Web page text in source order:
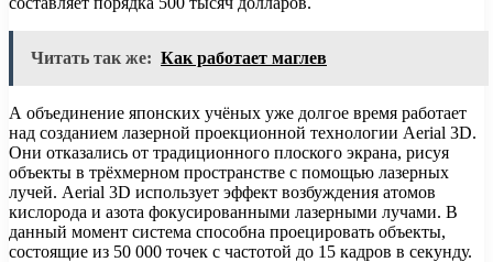
Читать так же: Как работает маглев
А объединение японских учёных уже долгое время работает
над созданием лазерной проекционной технологии Aerial 3D.
Они отказались от традиционного плоского экрана, рисуя
объекты в трёхмерном пространстве с помощью лазерных
лучей. Aerial 3D использует эффект возбуждения атомов
кислорода и азота фокусированными лазерными лучами. В
данный момент система способна проецировать объекты,
состоящие из 50 000 точек с частотой до 15 кадров в секунду.